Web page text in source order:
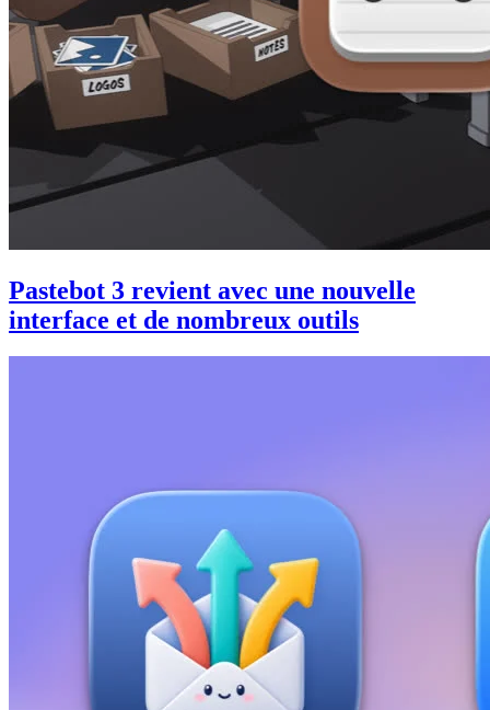
Pastebot 3 revient avec une nouvelle
interface et de nombreux outils